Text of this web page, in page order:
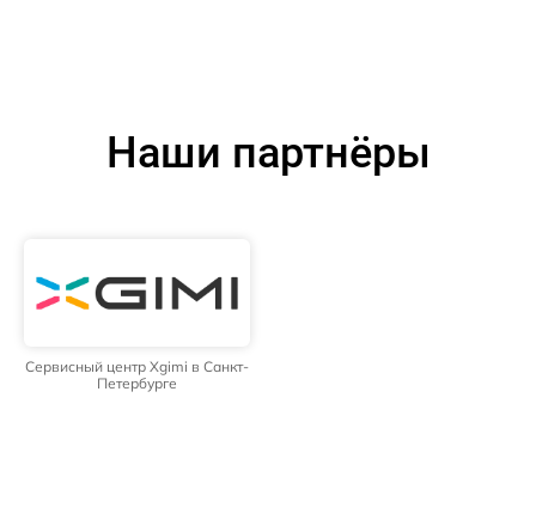
Наши партнёры
Сервисный центр Xgimi в Санкт-
Петербурге